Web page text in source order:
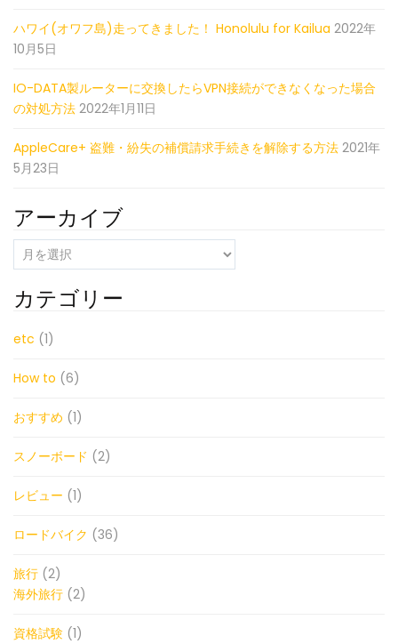
ハワイ(オワフ島)走ってきました！ Honolulu for Kailua 2022年
10月5日
IO-DATA製ルーターに交換したらVPN接続ができなくなった場合
の対処方法 2022年1月11日
AppleCare+ 盗難・紛失の補償請求手続きを解除する方法 2021年
5月23日
アーカイブ
ー
カ
イ
ブ
カテゴリー
etc (1)
How to (6)
おすすめ (1)
スノーボード (2)
レビュー (1)
ロードバイク (36)
旅行 (2)
海外旅行 (2)
資格試験 (1)